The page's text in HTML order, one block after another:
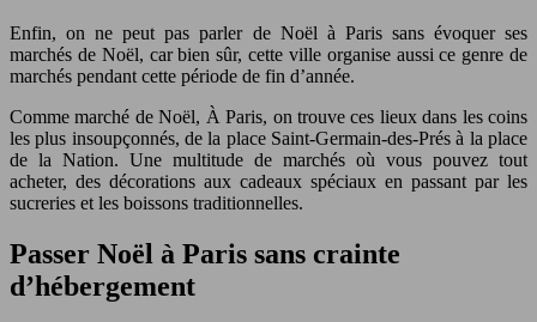
Enfin, on ne peut pas parler de Noël à Paris sans évoquer ses
marchés de Noël, car bien sûr, cette ville organise aussi ce genre de
marchés pendant cette période de fin d’année.
Comme marché de Noël, À Paris, on trouve ces lieux dans les coins
les plus insoupçonnés, de la place Saint-Germain-des-Prés à la place
de la Nation. Une multitude de marchés où vous pouvez tout
acheter, des décorations aux cadeaux spéciaux en passant par les
sucreries et les boissons traditionnelles.
Passer Noël à Paris sans crainte
d’hébergement